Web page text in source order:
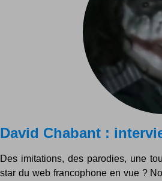
David Chabant :
Des imitations, des parodies, une
star du web francophone en vue ?